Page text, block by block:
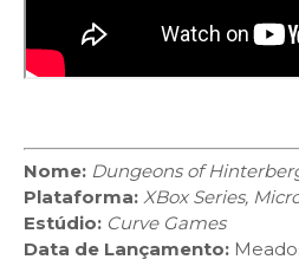
Nome: Dungeons of
Plataforma: XBox Series,
Estúdio: Curve Games
Data de Lançamento: